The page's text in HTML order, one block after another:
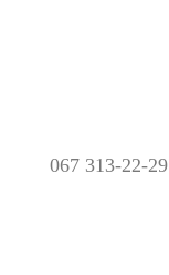
067 313-22-29